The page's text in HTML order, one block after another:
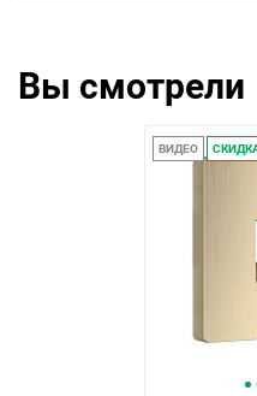
Вы смотрели
ВИДЕО